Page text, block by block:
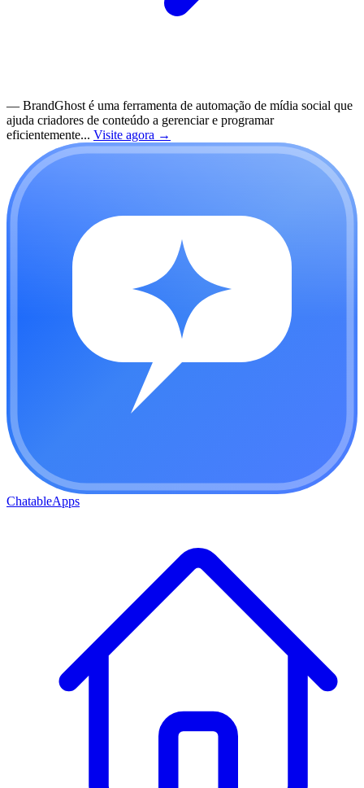
— BrandGhost é uma ferramenta de automação de mídia social que
ajuda criadores de conteúdo a gerenciar e programar
eficientemente... Visite agora →
ChatableApps